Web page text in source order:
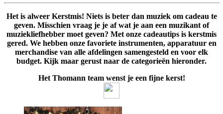
Het is alweer Kerstmis! Niets is beter dan muziek om cadeau te
geven. Misschien vraag je je af wat je aan een muzikant of
muziekliefhebber moet geven? Met onze cadeautips is kerstmis
gered. We hebben onze favoriete instrumenten, apparatuur en
merchandise van alle afdelingen samengesteld en voor elk
budget. Kijk maar gerust naar de categorieën hieronder.
Het Thomann team wenst je een fijne kerst!